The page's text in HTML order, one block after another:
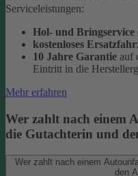
Serviceleistungen:
Hol- und Bringservice
kostenloses
10 Jahre Garantie auf
Eintritt in die
Mehr erfahren
Wer zahlt nach einem
die Gutachterin und
Wer zahlt nach einem
den